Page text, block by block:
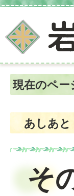
現在のペー
あしあと
そ